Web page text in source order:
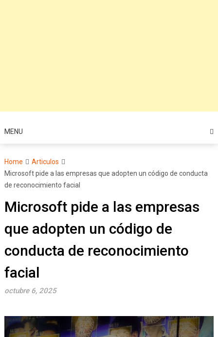
MENU
Home
Articulos
Microsoft pide a las empresas que adopten un código de conducta
de reconocimiento facial
Microsoft pide a las empresas
que adopten un código de
conducta de reconocimiento
facial
octubre 6, 2025